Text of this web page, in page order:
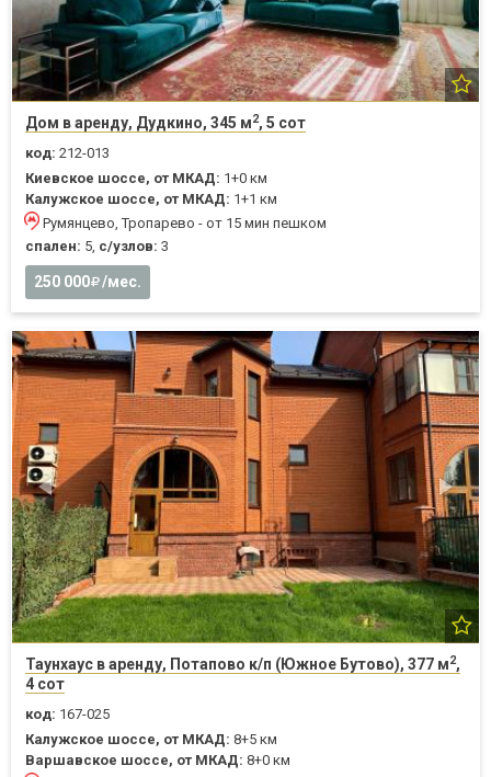
Дом в аренду, Дудкино, 345 м2, 5 сот
код: 212-013
Киевское шоссе, от МКАД: 1+0 км
Калужское шоссе, от МКАД: 1+1 км
Румянцево, Тропарево - от 15 мин пешком
спален: 5, с/узлов: 3
250 000 /мес.
Таунхаус в аренду, Потапово к/п (Южное Бутово), 377 м2,
4 сот
код: 167-025
Калужское шоссе, от МКАД: 8+5 км
Варшавское шоссе, от МКАД: 8+0 км